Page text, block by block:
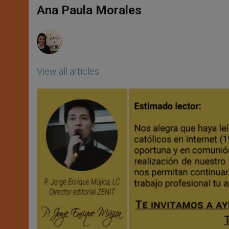
p
p
g
e
o
k
r
Ana Paula Morales
View all articles